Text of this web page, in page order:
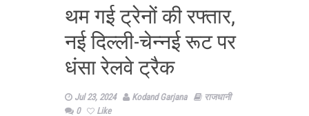
थम गई ट्रेनों की रफ्तार,
नई दिल्ली-चेन्नई रूट पर
धंसा रेलवे ट्रैक
Jul 23, 2024 Kodand Garjana
राजधानी
0
Like